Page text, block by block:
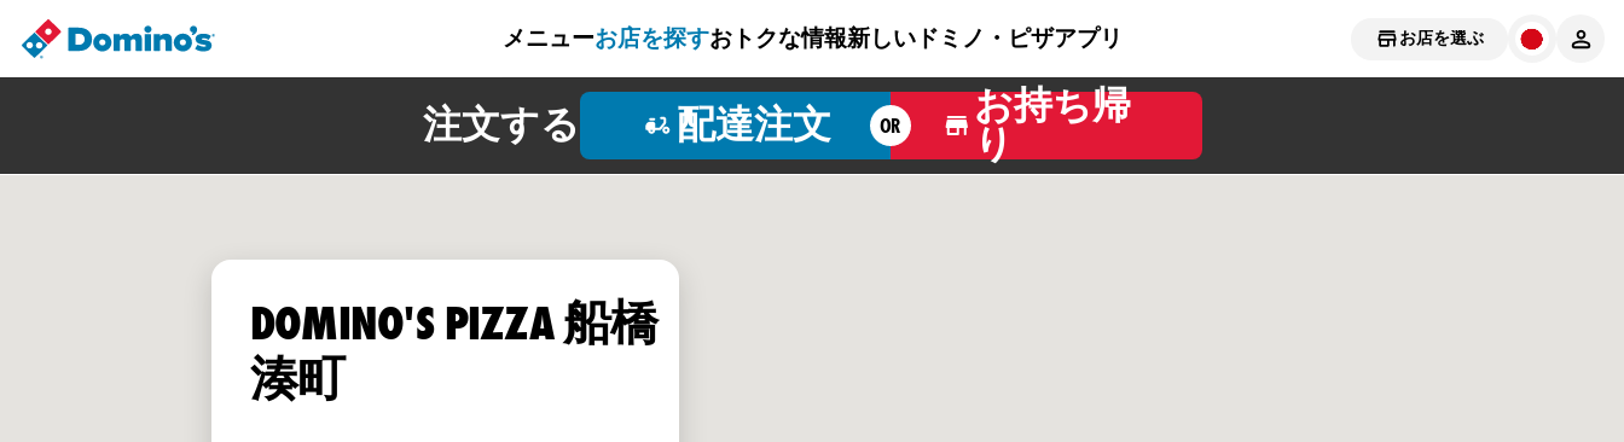
お店を選ぶ
メニューお店を探すおトクな情報新しいドミノ・ピザアプリ
注文する 配達注文 OR
お持ち帰
り
DOMINO'S PIZZA 船橋
湊町